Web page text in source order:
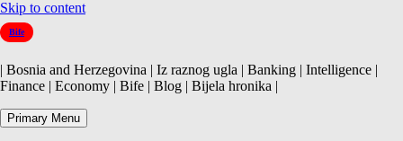
Skip to content
Bife
| Bosnia and Herzegovina | Iz raznog ugla | Banking | Intelligence |
Finance | Economy | Bife | Blog | Bijela hronika |
Primary Menu